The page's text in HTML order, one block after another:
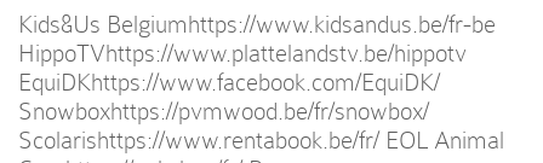
Kids&Us Belgiumhttps://www.kidsandus.be/fr-be
HippoTVhttps://www.plattelandstv.be/hippotv
EquiDKhttps://www.facebook.com/EquiDK/
Snowboxhttps://pvmwood.be/fr/snowbox/
Scolarishttps://www.rentabook.be/fr/ EOL Animal